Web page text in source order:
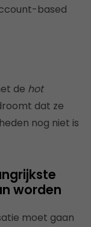
based
de hot
dat ze
nog niet is
worden
moet gaan